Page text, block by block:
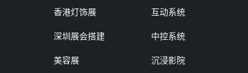
香港灯饰展
深圳展会搭建
美容展
互动系统
中控系统
沉浸影院